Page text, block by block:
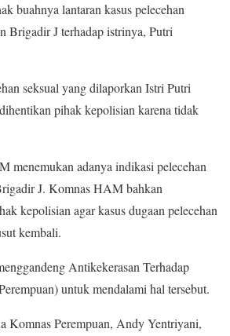
buahnya lantaran kasus pelecehan
Brigadir J terhadap istrinya, Putri
seksual yang dilaporkan Istri Putri
pihak kepolisian karena tidak
menemukan adanya indikasi pelecehan
J. Komnas HAM bahkan
kepolisian agar kasus dugaan pelecehan
kembali.
Antikekerasan Terhadap
untuk mendalami hal tersebut.
Komnas Perempuan, Andy Yentriyani,